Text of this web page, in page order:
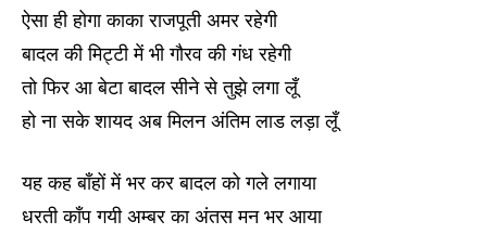
ऐसा ही होगा काका राजपूती अमर रहेगी
बादल की मिट्टी में भी गौरव की गंध रहेगी
तो फिर आ बेटा बादल सीने से तुझे लगा लूँ
हो ना सके शायद अब मिलन अंतिम लाड लड़ा लूँ
यह कह बाँहों में भर कर बादल को गले लगाया
धरती काँप गयी अम्बर का अंतस मन भर आया